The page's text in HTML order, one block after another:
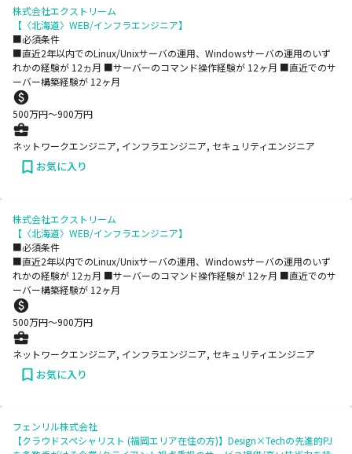
株式会社エクストリーム
【〈北海道〉WEB/インフラエンジニア】
■必須条件
■直近2年以内でのLinux/Unixサーバの運用、Windowsサーバの運用のいず
れかの経験が 12ヵ月 ■サーバーのコマンド操作経験が 12ヶ月 ■直近でのサ
ーバー構築経験が 12ヶ月
500万円〜900万円
ネットワークエンジニア, インフラエンジニア, セキュリティエンジニア
お気に入り
株式会社エクストリーム
【〈北海道〉WEB/インフラエンジニア】
■必須条件
■直近2年以内でのLinux/Unixサーバの運用、Windowsサーバの運用のいず
れかの経験が 12ヵ月 ■サーバーのコマンド操作経験が 12ヶ月 ■直近でのサ
ーバー構築経験が 12ヶ月
500万円〜900万円
ネットワークエンジニア, インフラエンジニア, セキュリティエンジニア
お気に入り
フェンリル株式会社
【クラウドスペシャリスト (福岡エリア在住の方)】Design×Techの先進的PJ